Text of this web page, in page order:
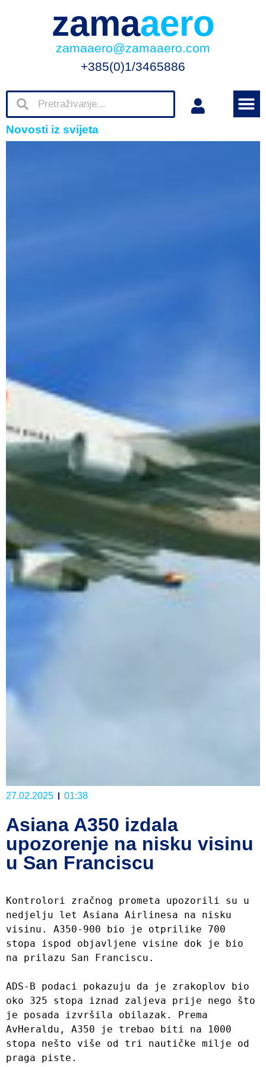
zamaaero
zamaaero@zamaaero.com
+385(0)1/3465886
Novosti iz svijeta
27.02.2025 01:38
Asiana A350 izdala
upozorenje na nisku visinu
u San Franciscu
Kontrolori zračnog prometa upozorili su u
nedjelju let Asiana Airlinesa na nisku
visinu. A350-900 bio je otprilike 700
stopa ispod objavljene visine dok je bio
na prilazu San Franciscu.
ADS-B podaci pokazuju da je zrakoplov bio
oko 325 stopa iznad zaljeva prije nego što
je posada izvršila obilazak. Prema
AvHeraldu, A350 je trebao biti na 1000
stopa nešto više od tri nautičke milje od
praga piste.